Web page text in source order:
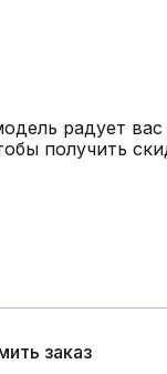
радует
получить
заказ